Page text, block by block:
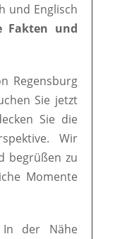
und Englisch
Fakten und
Regensburg
Sie jetzt
Sie die
Wir
begrüßen zu
Momente
der Nähe